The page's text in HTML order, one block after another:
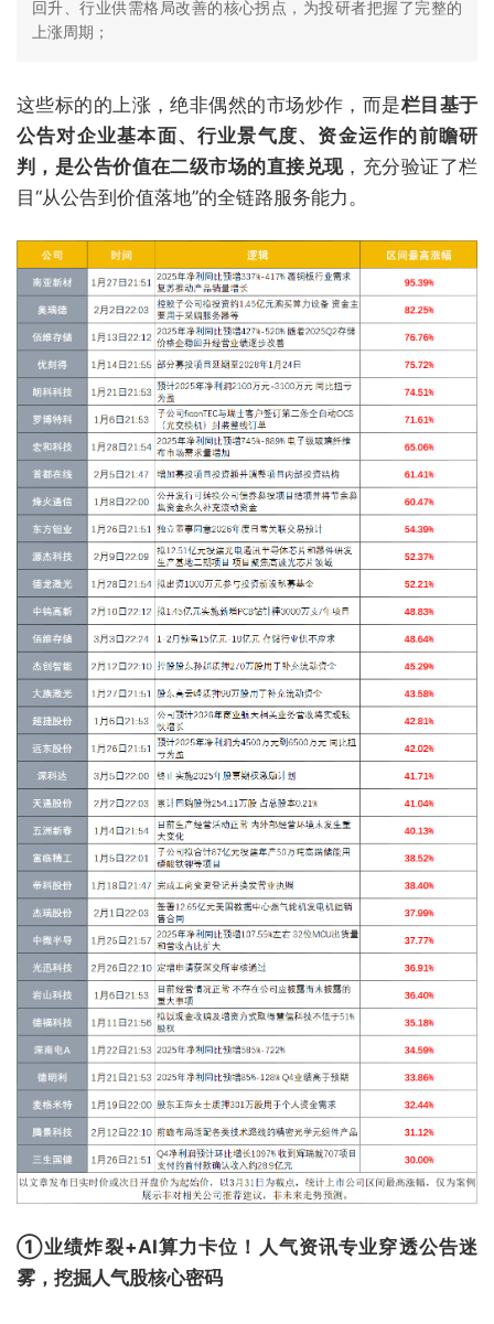
回升、行业供需格局改善的核心拐点，为投研者把握了完整的
上涨周期；
这些标的的上涨，绝非偶然的市场炒作，而是栏目基于
公告对企业基本面、行业景气度、资金运作的前瞻研
判，是公告价值在二级市场的直接兑现，充分验证了栏
目“从公告到价值落地”的全链路服务能力。
①业绩炸裂+AI算力卡位！人气资讯专业穿透公告迷
雾，挖掘人气股核心密码